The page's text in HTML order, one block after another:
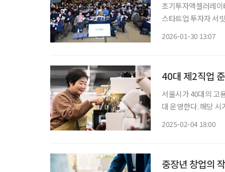
초기투자액셀러레
스타트업 투자자 서
2026-01-30 13:07
40대 제2직업
서울시가 40대의 고
대 운영한다. 해당
2025-02-04 18:00
중장년 창업의